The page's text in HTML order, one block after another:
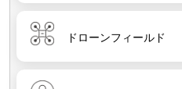
ドローンフィールド